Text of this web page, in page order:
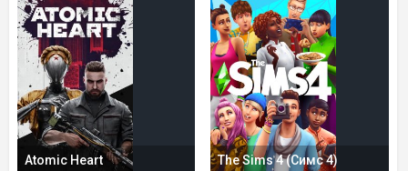
Atomic Heart The Sims 4 (Симс 4)